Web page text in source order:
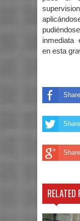
inmediata
en esta
RELATED